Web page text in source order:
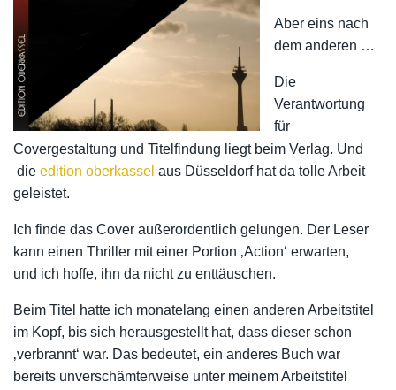
Aber eins nach
dem anderen …
Die
Verantwortung
für
Covergestaltung und Titelfindung liegt beim Verlag. Und
die edition oberkassel aus Düsseldorf hat da tolle Arbeit
geleistet.
Ich finde das Cover außerordentlich gelungen. Der Leser
kann einen Thriller mit einer Portion ‚Action‘ erwarten,
und ich hoffe, ihn da nicht zu enttäuschen.
Beim Titel hatte ich monatelang einen anderen Arbeitstitel
im Kopf, bis sich herausgestellt hat, dass dieser schon
‚verbrannt‘ war. Das bedeutet, ein anderes Buch war
bereits unverschämterweise unter meinem Arbeitstitel